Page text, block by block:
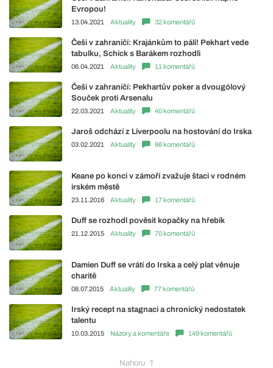
Evropou!
13.04.2021 Aktuality 32 komentářů
Češi v zahraničí: Krajánkům to pálí! Pekhart vede
tabulku, Schick s Barákem rozhodli
06.04.2021 Aktuality 11 komentářů
Češi v zahraničí: Pekhartův poker a dvougólový
Souček proti Arsenalu
22.03.2021 Aktuality 40 komentářů
Jaroš odchází z Liverpoolu na hostování do Irska
03.02.2021 Aktuality 86 komentářů
Keane po konci v zámoří zvažuje štaci v rodném
irském městě
23.11.2016 Aktuality 17 komentářů
Duff se rozhodl pověsit kopačky na hřebík
21.12.2015 Aktuality 70 komentářů
Damien Duff se vrátí do Irska a celý plat věnuje
charitě
08.07.2015 Aktuality 77 komentářů
Irský recept na stagnaci a chronický nedostatek
talentu
10.03.2015 Názory a komentáře 149 komentářů
Nahoru